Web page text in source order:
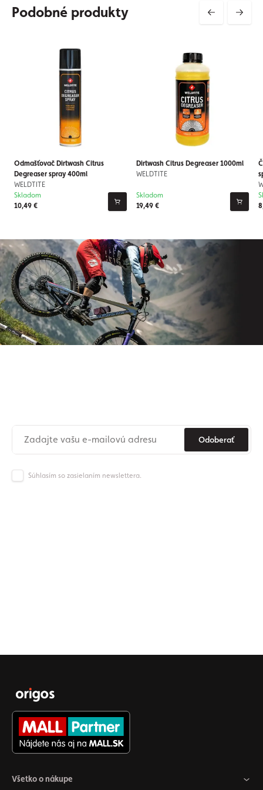
Podobné produkty
Odmašťovač Dirtwash Citrus
Degreaser spray 400ml
WELDTITE
10,49 €
Skladom
Dirtwash Citrus Degreaser 1000ml
WELDTITE
19,49 €
Skladom
Odoberať
Súhlasím so zasielaním newslettera.
Všetko o nákupe